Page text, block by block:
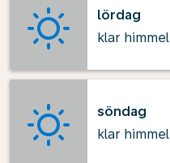
lördag
klar himmel
söndag
klar himmel